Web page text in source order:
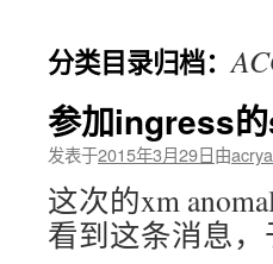
文分类目录归档：
参加ingress
发表于2015年3月29日由
这次的xm
看到这条消息